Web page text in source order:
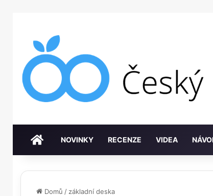
DOMŮNOVINKY RECENZE VIDEA
Domů / základní deska